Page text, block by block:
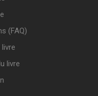
(FAQ)
livre